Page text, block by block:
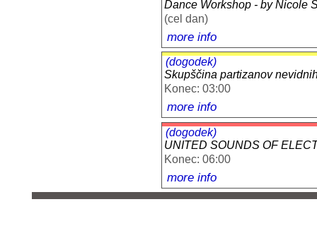
Dance Workshop - by Nicole
(cel dan)
more info
(dogodek)
Skupščina partizanov
Konec: 03:00
more info
(dogodek)
UNITED SOUNDS OF
Konec: 06:00
more info